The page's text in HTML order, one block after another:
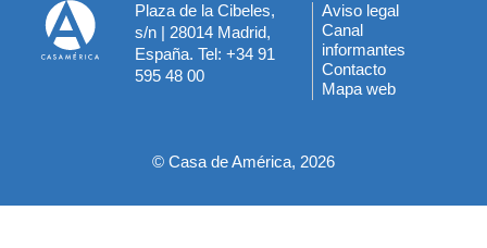
Plaza de la Cibeles,
s/n | 28014 Madrid,
España. Tel: +34 91
595 48 00
Menú
del
pie
Aviso legal
Canal
informantes
Contacto
Mapa web
© Casa de América, 2026